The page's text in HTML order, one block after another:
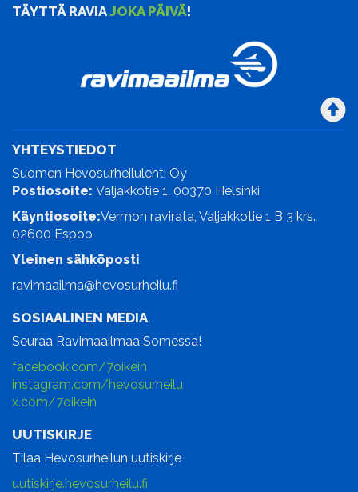
TÄYTTÄ RAVIAJOKA PÄIVÄ!
YHTEYSTIEDOT
Suomen Hevosurheilulehti Oy
Postiosoite: Valjakkotie 1, 00370 Helsinki
Käyntiosoite:Vermon ravirata, Valjakkotie 1 B 3 krs.
02600 Espoo
Yleinen sähköposti
ravimaailma@hevosurheilu.fi
SOSIAALINEN MEDIA
Seuraa Ravimaailmaa Somessa!
facebook.com/7oikein
instagram.com/hevosurheilu
x.com/7oikein
UUTISKIRJE
Tilaa Hevosurheilun uutiskirje
uutiskirje.hevosurheilu.fi